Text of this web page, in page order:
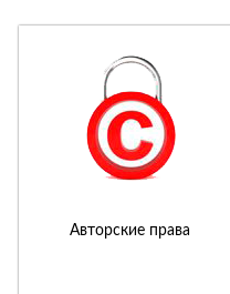
Авторские права